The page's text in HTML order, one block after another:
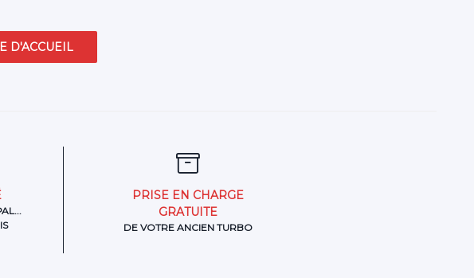
PRISE EN CHARGE
GRATUITE
DE VOTRE ANCIEN TURBO